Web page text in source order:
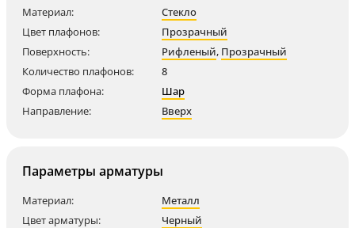
Материал:
Стекло
Цвет плафонов:
Прозрачный
Поверхность:
Рифленый, Прозрачный
Количество плафонов:
8
Форма плафона:
Шар
Направление:
Вверх
Параметры арматуры
Материал:
Металл
Цвет арматуры:
Черный